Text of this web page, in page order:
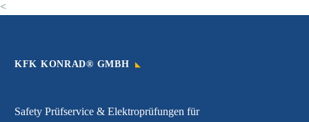
<
KFK KONRAD® GMBH
Safety Prüfservice & Elektroprüfungen für